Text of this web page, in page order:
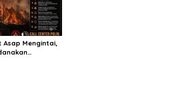
Asap Mengintai,